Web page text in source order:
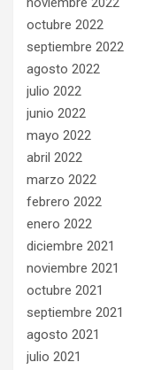
octubre 2022
septiembre 2022
agosto 2022
julio 2022
junio 2022
mayo 2022
abril 2022
marzo 2022
febrero 2022
enero 2022
diciembre 2021
noviembre 2021
octubre 2021
septiembre 2021
agosto 2021
julio 2021